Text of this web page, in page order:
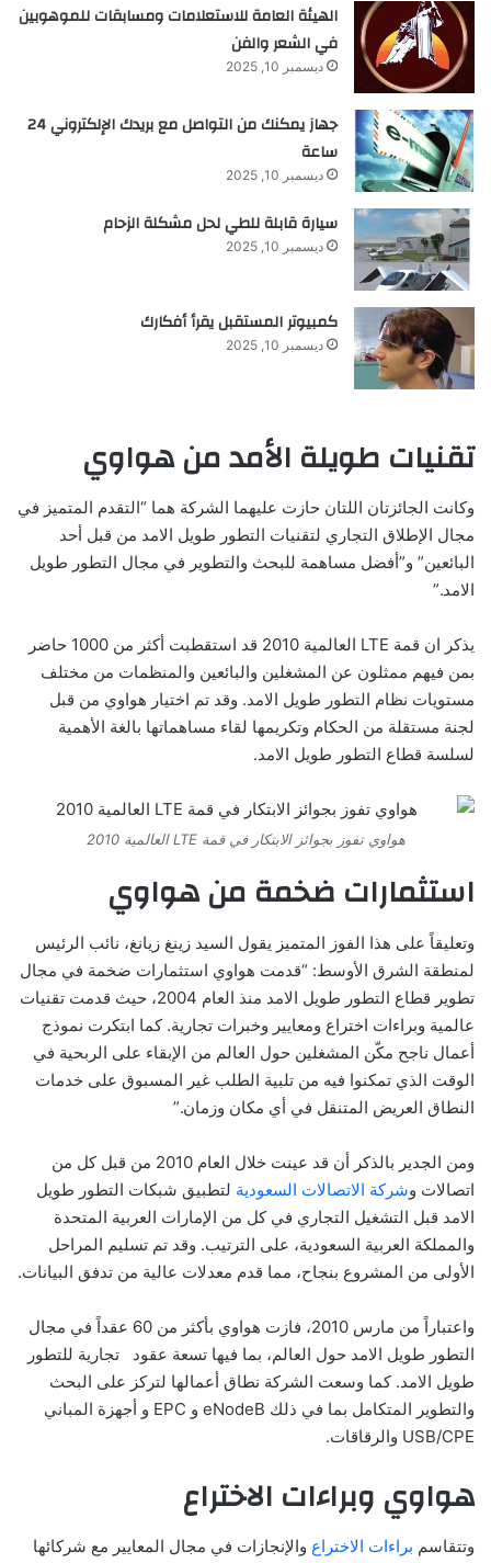
الهيئة العامة للاستعلامات ومسابقات للموهوبين
في الشعر والفن
ديسمبر 10, 2025
جهاز يمكنك من التواصل مع بريدك الإلكتروني 24
ساعة
ديسمبر 10, 2025
سيارة قابلة للطي لحل مشكلة الزحام
ديسمبر 10, 2025
كمبيوتر المستقبل يقرأ أفكارك
ديسمبر 10, 2025
تقنيات طويلة الأمد من هواوي
وكانت الجائزتان اللتان حازت عليهما الشركة هما “التقدم المتميز في
مجال الإطلاق التجاري لتقنيات التطور طويل الامد من قبل أحد
البائعين” و”أفضل مساهمة للبحث والتطوير في مجال التطور طويل
الامد.”
يذكر ان قمة LTE العالمية 2010 قد استقطبت أكثر من 1000 حاضر
بمن فيهم ممثلون عن المشغلين والبائعين والمنظمات من مختلف
مستويات نظام التطور طويل الامد. وقد تم اختيار هواوي من قبل
لجنة مستقلة من الحكام وتكريمها لقاء مساهماتها بالغة الأهمية
لسلسة قطاع التطور طويل الامد.
هواوي تفوز بجوائز الابتكار في قمة LTE العالمية 2010
استثمارات ضخمة من هواوي
وتعليقاً على هذا الفوز المتميز يقول السيد زينغ زيانغ، نائب الرئيس
لمنطقة الشرق الأوسط: “قدمت هواوي استثمارات ضخمة في مجال
تطوير قطاع التطور طويل الامد منذ العام 2004، حيث قدمت تقنيات
عالمية وبراءات اختراع ومعايير وخبرات تجارية. كما ابتكرت نموذج
أعمال ناجح مكّن المشغلين حول العالم من الإبقاء على الربحية في
الوقت الذي تمكنوا فيه من تلبية الطلب غير المسبوق على خدمات
النطاق العريض المتنقل في أي مكان وزمان.”
ومن الجدير بالذكر أن قد عينت خلال العام 2010 من قبل كل من
اتصالات وشركة الاتصالات السعودية لتطبيق شبكات التطور طويل
الامد قبل التشغيل التجاري في كل من الإمارات العربية المتحدة
والمملكة العربية السعودية، على الترتيب. وقد تم تسليم المراحل
الأولى من المشروع بنجاح، مما قدم معدلات عالية من تدفق البيانات.
واعتباراً من مارس 2010، فازت هواوي بأكثر من 60 عقداً في مجال
التطور طويل الامد حول العالم، بما فيها تسعة عقود تجارية للتطور
طويل الامد. كما وسعت الشركة نطاق أعمالها لتركز على البحث
والتطوير المتكامل بما في ذلك eNodeB و EPC و أجهزة المباني
USB/CPE والرقاقات.
هواوي وبراءات الاختراع
وتتقاسم براءات الاختراع والإنجازات في مجال المعايير مع شركائها